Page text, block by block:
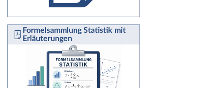
Formelsammlung Statistik mit
Erläuterungen